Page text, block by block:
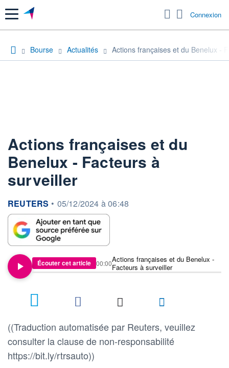
Menu Connexion
Bourse Actualités Actions françaises et du Benelux -
Actions françaises et du
Benelux - Facteurs à
surveiller
information fournie par
REUTERS • 05/12/2024 à 06:48
Écouter cet article
Actions françaises et du Benelux -
Facteurs à surveiller
00:00
((Traduction automatisée par Reuters, veuillez
consulter la clause de non-responsabilité
https://bit.ly/rtrsauto))